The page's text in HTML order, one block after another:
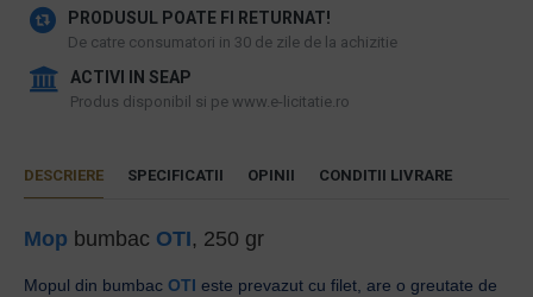
PRODUSUL POATE FI RETURNAT!
De catre consumatori in 30 de zile de la achizitie
ACTIVI IN SEAP
Produs disponibil si pe www.e-licitatie.ro
DESCRIERE SPECIFICATII OPINII CONDITII LIVRARE
Mop bumbac OTI, 250 gr
Mopul din bumbac OTI este prevazut cu filet, are o greutate de